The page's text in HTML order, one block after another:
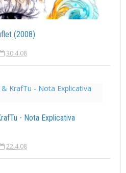
(2008)
30.4.08
- Nota Explicativa
22.4.08